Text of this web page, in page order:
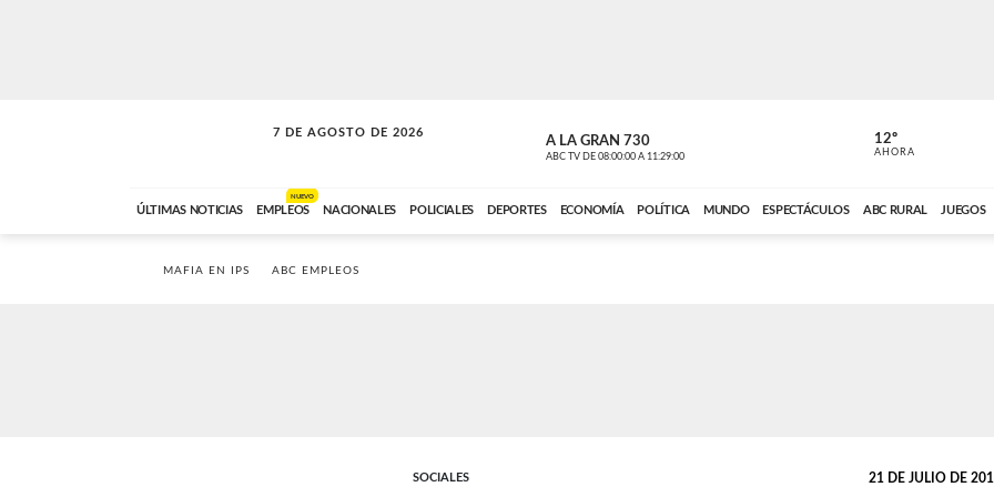
7 DE AGOSTO DE 2026
LA MOVIDA A LA GRAN 730
ABC TV DE 08:00:00 A 11:29:00 ABC CARDINAL
12º
AHORA
ÚLTIMAS NOTICIAS EMPLEOS
NUEVO
NACIONALES POLICIALES DEPORTES ECONOMÍA POLÍTICA MUNDO ESPECTÁCULOS ABC RURAL JUEGOS
MAFIA EN IPS ABC EMPLEOS
SOCIALES 21 DE JULIO DE